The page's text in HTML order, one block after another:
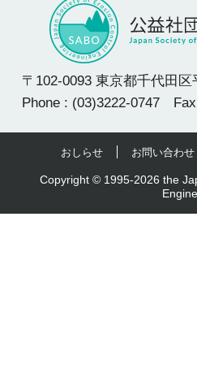
〒102-0093 東京都千代田
Phone : (03)3222-0747
おしらせ お問い合わせ
Copyright © 1995-2026 the